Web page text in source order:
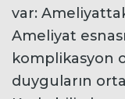
var:
Ameliyat
komplikasyon
duyguların